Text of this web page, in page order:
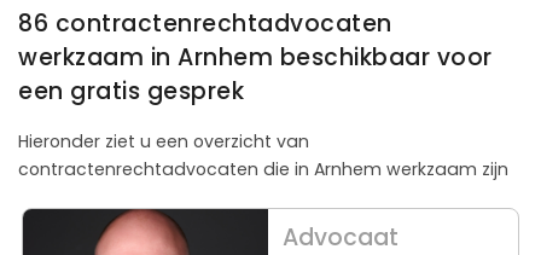
86 contractenrechtadvocaten
werkzaam in Arnhem beschikbaar voor
een gratis gesprek
Hieronder ziet u een overzicht van
contractenrechtadvocaten die in Arnhem werkzaam zijn
Advocaat